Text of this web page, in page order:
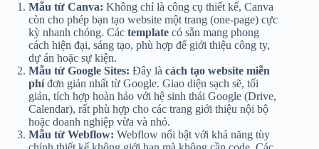
Mẫu từ Canva: Không chỉ là công cụ thiết kế, Canva
còn cho phép bạn tạo website một trang (one-page) cực
kỳ nhanh chóng. Các template có sẵn mang phong
cách hiện đại, sáng tạo, phù hợp để giới thiệu công ty,
dự án hoặc sự kiện.
Mẫu từ Google Sites: Đây là cách tạo website miễn
phíđơn giản nhất từ Google. Giao diện sạch sẽ, tối
giản, tích hợp hoàn hảo với hệ sinh thái Google (Drive,
Calendar), rất phù hợp cho các trang giới thiệu nội bộ
hoặc doanh nghiệp vừa và nhỏ.
Mẫu từ Webflow: Webflow nổi bật với khả năng tùy